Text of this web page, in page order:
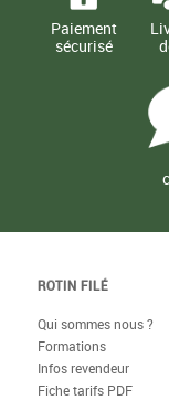
Paiement
sécurisé
ROTIN FILÉ
Qui sommes nous ?
Formations
Infos revendeur
Fiche tarifs PDF